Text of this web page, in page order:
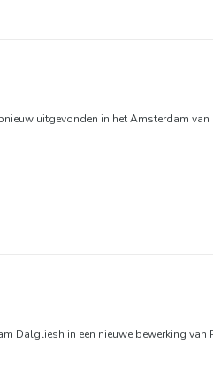
uitgevonden in het Amsterdam van
Dalgliesh in een nieuwe bewerking